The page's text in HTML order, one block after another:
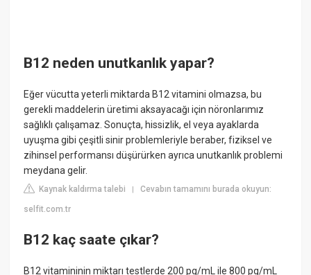
B12 neden unutkanlık yapar?
Eğer vücutta yeterli miktarda B12 vitamini olmazsa, bu
gerekli maddelerin üretimi aksayacağı için nöronlarımız
sağlıklı çalışamaz. Sonuçta, hissizlik, el veya ayaklarda
uyuşma gibi çeşitli sinir problemleriyle beraber, fiziksel ve
zihinsel performansı düşürürken ayrıca unutkanlık problemi
meydana gelir.
Kaynak kaldırma talebi |Cevabın tamamını burada okuyun:
selfit.com.tr
B12 kaç saate çıkar?
B12 vitamininin miktarı testlerde 200 pg/mL ile 800 pg/mL